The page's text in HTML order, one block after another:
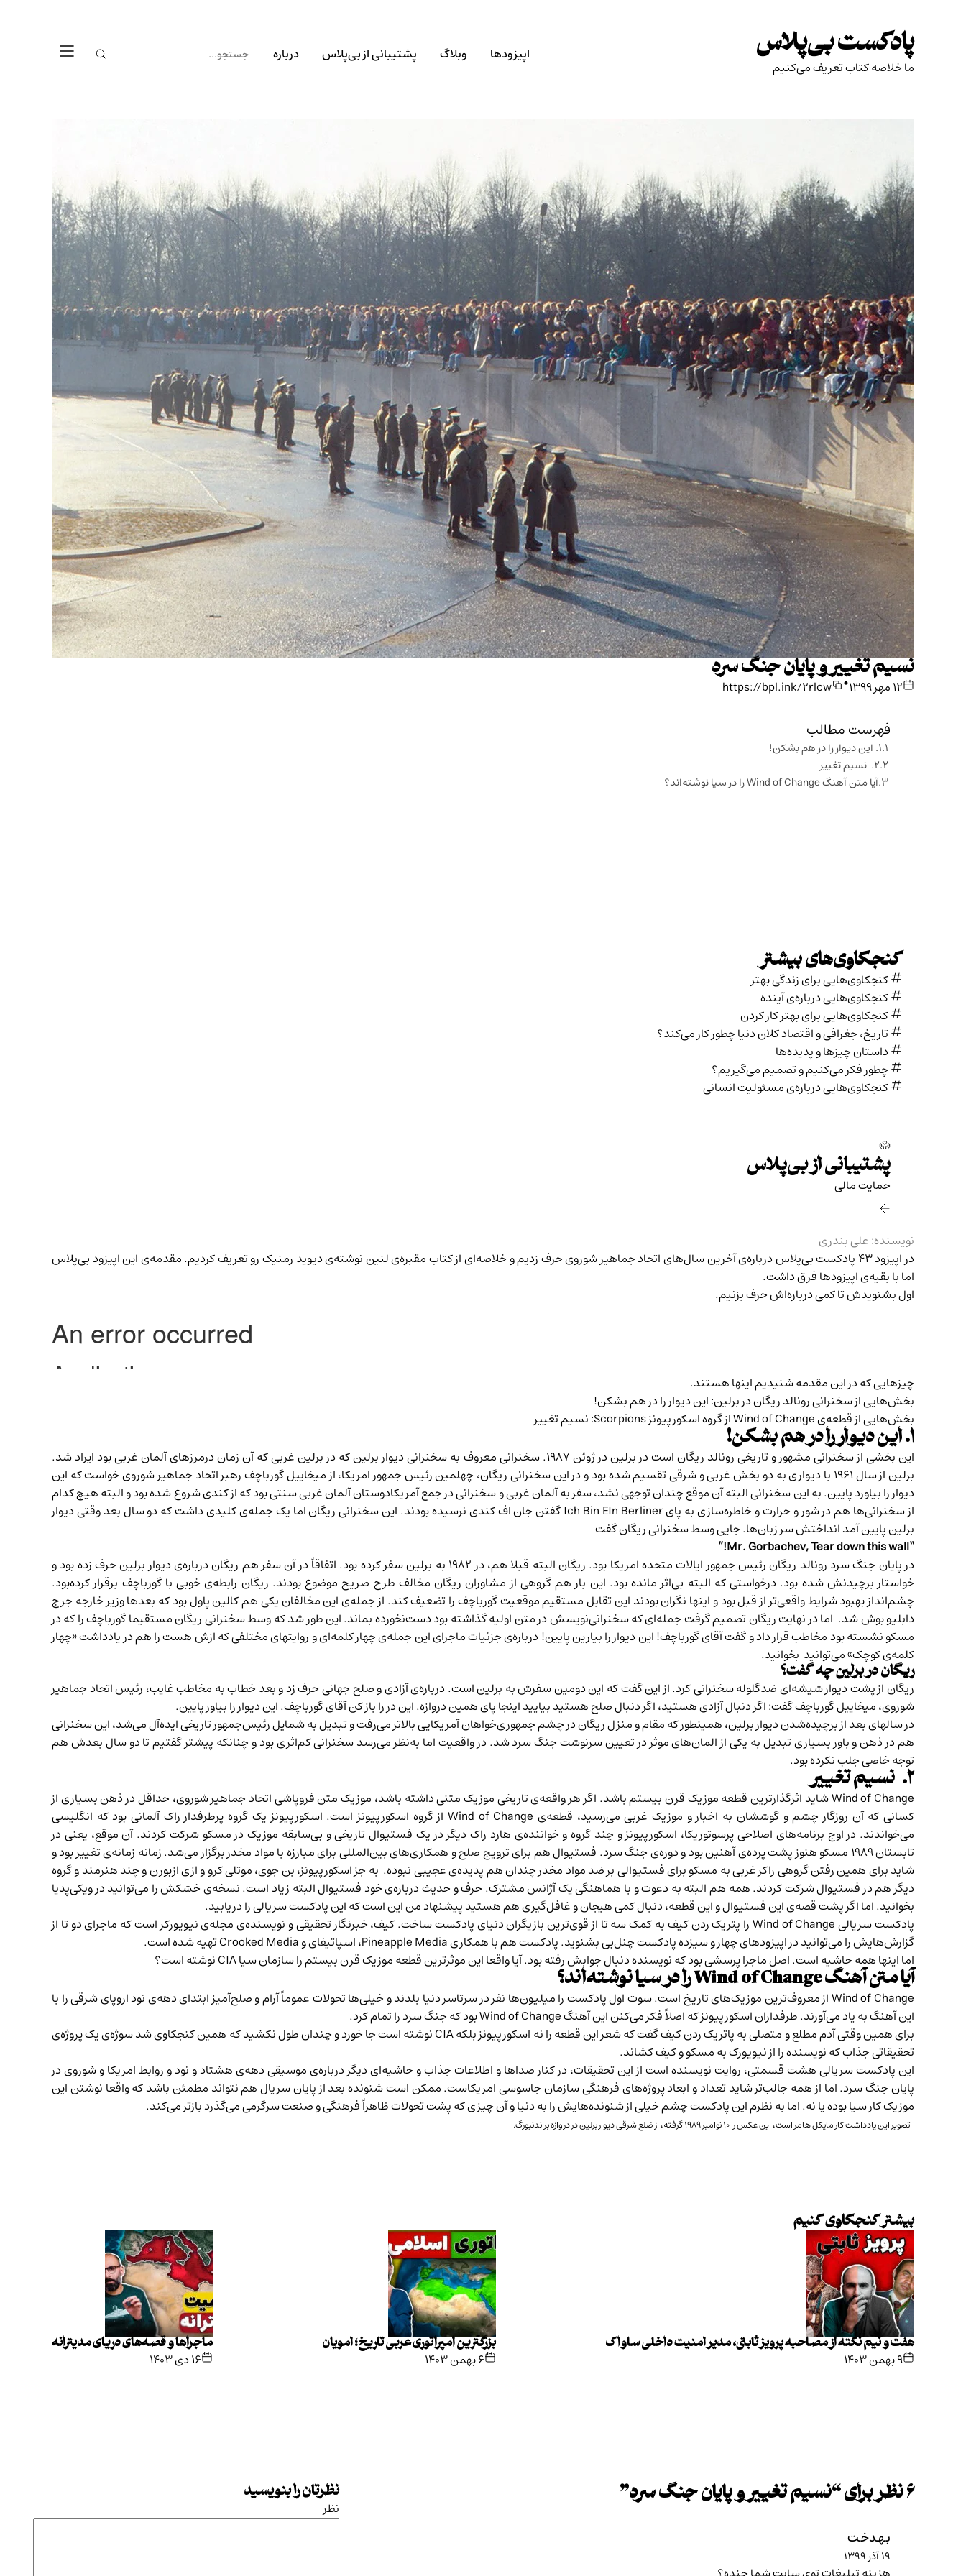
to
content
پادکست بی‌پلاس
ما خلاصه کتاب تعریف می‌کنیم
اپیزودها وبلاگ پشتیبانی از بی‌پلاس درباره
نسیم تغییر و پایان جنگ سرد
۱۲ مهر ۱۳۹۹ •
https://bpl.ink/2rlcw
فهرست مطالب
۱. این دیوار را در هم بشکن!
۲. نسیم تغییر
آیا متن آهنگ Wind of Change را در سیا نوشته‌اند؟
کنجکاوی‌های بیشتر
کنجکاوی‌هایی برای زندگی بهتر
کنجکاوی‌هایی درباره‌ی آينده
کنجکاوی‌هایی برای بهتر کار کردن
تاریخ،‌ جغرافی و اقتصاد کلان دنیا چطور کار می‌کند؟
داستان چیزها و پدیده‌ها
چطور فکر می‌کنیم و تصمیم می‌گیریم؟
کنجکاوی‌هایی درباره‌ی مسئولیت انسانی
پشتیبانی از بی‌پلاس
حمایت مالی‌
نویسنده: علی بندری
در اپیزود ۴۳ پادکست بی‌پلاس درباره‌ی آخرین سال‌های اتحاد جماهیر شوروی حرف زدیم و خلاصه‌ای از کتاب مقبره‌ی لنین نوشته‌ی دیوید رمنیک رو تعریف کردیم. مقدمه‌ی این اپیزود بی‌پلاس
اما با بقیه‌ی اپیزودها فرق داشت.
اول بشنویدش تا کمی درباره‌اش حرف بزنیم.
چیزهایی که در این مقدمه شنیدیم اینها هستند.
بخش‌هایی از سخنرانی رونالد ریگان در برلین: این دیوار را در هم بشکن!
بخش‌هایی از قطعه‌ی Wind of Change از گروه اسکورپیونز Scorpions: نسیم تغییر
۱. این دیوار را در هم بشکن!
این بخشی ازسخنرانی مشهور
و تاریخی رونالد ریگان است در برلین در ژوئن ۱۹۸۷. سخنرانی معروف به سخنرانی دیوار برلین که در برلین غربی که آن زمان درمرزهای آلمان غربی بود ایراد شد.
برلین از سال ۱۹۶۱ با دیواری به دو بخش غربی و شرقی تقسیم شده بود و در این سخنرانی ریگان، چهلمین رئیس جمهور امریکا، از میخاییل گورباچف رهبر اتحاد جماهیر شوروی خواست که این
دیوار را بیاورد پایین. به این سخنرانی البته آن موقع چندان توجهی نشد، سفر به آلمان غربی و سخنرانی در جمع آمریکادوستان آلمان غربی سنتی بود که از کندی شروع شده بود و البته هیچ کدام
از سخنرانی‌ها هم در شور و حرارت و خاطره‌سازی به پایIch Bin EIn Berliner
گفتن جان اف کندی نرسیده بودند. این سخنرانی ریگان اما یک جمله‌ی کلیدی داشت که دو سال بعد وقتی دیوار
برلین پایین آمد انداختش سر زبان‌ها. جایی وسط سخنرانی ریگان گفت
“Mr. Gorbachev, Tear down this wall!”
در پایان جنگ سرد رونالد ریگان رئیس جمهور ایالات متحده امریکا بود. ریگان البته قبلا هم، در ۱۹۸۲ به برلین سفر کرده بود. اتفاقاً در آن سفر هم ریگان درباره‌ی دیوار برلین حرف زده بود و
خواستار برچیدنش شده بود. درخواستی که البته بی‌اثر مانده بود. این بار هم گروهی از مشاوران ریگان مخالف طرح صریح موضوع بودند. ریگان رابطه‌ی خوبی با گورباچف برقرار کرده‌بود.
چشم‌انداز بهبود شرایط واقعی‌تر از قبل بود و اینها نگران بودند این تقابل مستقیم موقعیت گورباچف را تضعیف کند. از جمله‌ی این مخالفان یکی همکالین پاولبود که بعدها وزیر خارجه جرج
دابلیو بوش شد. اما در نهایت ریگان تصمیم گرفت جمله‌‌ای که سخنرانی‌نویسش در متن اولیه گذاشته بود دست‌نخورده بماند. این طور شد که وسط سخنرانی ریگان مستقیما گورباچف را که در
مسکو نشسته بود مخاطب قرار داد و گفت آقای گورباچف! این دیوار را بیارین پایین! درباره‌ی جزئیات ماجرای این جمله‌ی چهار کلمه‌ای و روایتهای مختلفی که ازش هسترا هم در یادداشت «چهار
کلمه‌ی کوچک» می‌توانید بخوانید.
ریگان در برلین چه گفت؟
ریگان از پشت دیوار شیشه‌ای ضدگلوله سخنرانی کرد. از این گفت که این دومین سفرش به برلین است. درباره‌ی آزادی و صلح جهانی حرف زد و بعد خطاب به مخاطب غایب، رئیس اتحاد جماهیر
شوروی، میخاییل گورباچف گفت: اگر دنبال آزادی هستید، اگر دنبال صلح هستید بیایید اینجا پای همین دروازه. این در را باز کن آقای گورباچف. این دیوار را بیاور پایین.
در سالهای بعد از برچیده‌شدن دیوار برلین، همینطور که مقام و منزل ریگان در چشم جمهوری‌خواهان آمریکایی بالاتر می‌رفت و تبدیل به شمایل رئیس‌جمهور تاریخی ایده‌آل می‌شد، این سخنرانی
هم در ذهن و باور بسیاری تبدیل به یکی از المان‌های موثر در تعیین سرنوشت جنگ سرد شد. در واقعیت اما به‌نظر می‌رسد سخنرانی کم‌اثری بود و چنانکه پیشتر گفتیم تا دو سال بعدش هم
توجه خاصی جلب نکرده بود.
۲. نسیم تغییر
Wind of Change شاید اثرگذار‌ترین قطعه موزیک قرن بیستم باشد. اگر هر واقعه‌ی تاریخی موزیک متنی داشته باشد، موزیک متن فروپاشی اتحاد جماهیر شوروی، حداقل در ذهن بسیاری از
کسانی که آن روزگار چشم و گوششان به اخبار و موزیک غربی می‌رسید، قطعه‌ی Wind of Change از گروه اسکورپیونز است. اسکورپیونز یک گروه پرطرفدار راک آلمانی بود که انگلیسی
می‌خواندند. در اوج برنامه‌های اصلاحی پرسوتوریکا، اسکورپیونز و چند گروه و خواننده‌ی هارد راک دیگر در یک فستیوال تاریخی و بی‌سابقه موزیکدر مسکو شرکت کردند. آن موقع، یعنی در
تابستان ۱۹۸۹ مسکو هنوز پشت پرده‌ی آهنین بود و دوره‌ی جنگ سرد. فستیوال هم برای ترویج صلح و همکاری‌های بین‌المللی برای مبارزه با مواد مخدر برگزار می‌شد. زمانه زمانه‌ی تغییر بود و
شاید برای همین رفتن گروهی راکر غربی به مسکو برای فستیوالی بر ضد مواد مخدر چندان هم پدیده‌ی عجیبی نبوده. به جز اسکورپیونز، بن جوی، موتلی کرو و ازی ازبورن و چند هنرمند و گروه
دیگر هم در فستیوال شرکت کردند. همه‌ هم البته به دعوت و با هماهنگی یک آژانس مشترک. حرف و حدیث درباره‌ی خود فستیوال البته زیاد است. نسخه‌ی خشکش را می‌توانید درویکی‌پدیا
بخوانید. اما اگر پشت قصه‌ی این فستیوال و این قطعه، دنبال کمی هیجان و غافل‌گیری هم هستید پیشنهاد من این است کهاین پادکست سریالیرا دریابید.
پادکست سریالی Wind of Change را پتریک ردن کیف به کمک سه تا از قوی‌ترین بازیگران دنیای پادکست ساخت. کیف، خبرنگار تحقیقی و نویسنده‌ی مجله‌ی نیویورکر است که ماجرای دو تا از
گزارش‌هایش را می‌توانید در اپیزود‌هایچهاروسیزدهپادکست چنل‌بی بشنوید. پادکست هم با همکاری ،اسپاتیفایوCrooked Mediaتهیه شده است.
اما اینها همه حاشیه است. اصل ماجرا پرسشی بود که نویسنده دنبال جوابش رفته بود. آیا واقعا این موثرترین قطعه موزیک قرن بیستم را سازمان سیا CIA نوشته است؟
آیا متن آهنگ Wind of Change را در سیا نوشته‌اند؟
Wind of Change از معروف‌ترین موزیک‌های تاریخ است. سوت اول پادکست را میلیون‌ها نفر در سرتاسر دنیا بلدند و خیلی‌ها تحولات عموماً آرام و صلح‌آمیز ابتدای دهه‌ی نود اروپای شرقی را با
این آهنگ به یاد می‌آورند. طرفداران اسکورپیونز که اصلاً فکر می‌کنن این آهنگ Wind of Change بود که جنگ سرد را تمام کرد.
برای همین وقتی آدم مطلع و متصلی به پاتریک ردن کیف گفت که شعر این قطعه را نه اسکورپیونز بلکه CIA نوشته است جا خورد و چندان طول نکشید که همین کنجکاوی شد سوژه‌ی یک پروژه‌ی
تحقیقاتی جذاب که نویسنده را از نیویورک به مسکو و کیف کشاند.
این پادکست سریالیهشت قسمتی،‌ روایت نویسنده است از این تحقیقات، در کنار صداها و اطلاعات جذاب و حاشیه‌ای دیگر درباره‌ی موسیقی دهه‌ی هشتاد و نود و روابط امریکا و شوروی در
پایان جنگ سرد. اما از همه جالب‌تر شاید تعداد و ابعاد پروژه‌های فرهنگی سازمان جاسوسی امریکاست. ممکن است شنونده بعد از پایان سریال هم نتواند مطمئن باشد که واقعا نوشتن این
موزیک کار سیا بوده یا نه. اما به نظرم این پادکست چشم خیلی از شنونده‌هایش را به دنیا و آن چیزی که پشت تحولات ظاهراً‌ فرهنگی و صنعت سرگرمی می‌گذرد بازتر می‌کند.
تصویر این یادداشت کار مایکل هامر است، این عکس را ۱۰ نوامبر ۱۹۸۹ گرفته، از ضلع شرقی دیوار برلین در دروازه براندنبورگ.
بیشتر کنجکاوی کنیم
هفت و نیم نکته از مصاحبه پرویز ثابتی، مدیر امنیت داخلی ساواک
۹ بهمن ۱۴۰۳
بزرگترین امپراتوری عربی تاریخ؛ امویان
۶ بهمن ۱۴۰۳
ماجراها و قصه‌های دریای مدیترانه
۱۶ دی ۱۴۰۳
۶ نظر برای “ نسیم تغییر و پایان جنگ سرد”
بهدخت
۱۹ آذر ۱۳۹۹
نظرتان را بنویسید
نظر